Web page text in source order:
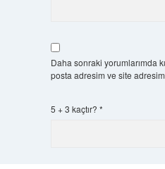
Daha sonraki yorumlarımda
posta adresim ve site
5 + 3 kaçtır? *